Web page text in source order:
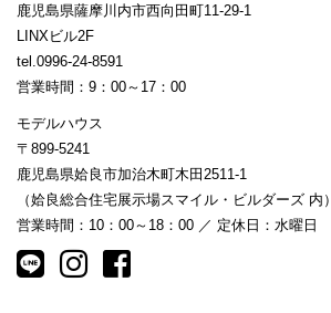
鹿児島県薩摩川内市西向田町11-29-1
LINXビル2F
tel.0996-24-8591
営業時間：9：00～17：00
モデルハウス
〒899-5241
鹿児島県姶良市加治木町木田2511-1
（姶良総合住宅展示場スマイル・ビルダーズ 内）
営業時間：10：00～18：00 ／ 定休日：水曜日